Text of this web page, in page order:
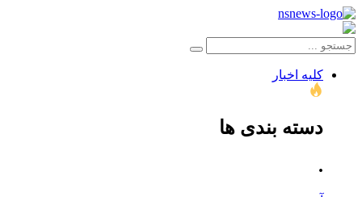
کلیه اخبار
دسته بندی ها
.